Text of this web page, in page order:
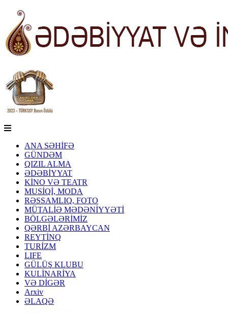
ANA SƏHİFƏ
GÜNDƏM
QIZIL ALMA
ƏDƏBİYYAT
KİNO VƏ TEATR
MUSİQİ, MODA
RƏSSAMLIQ, FOTO
MÜTALİƏ MƏDƏNİYYƏTİ
BÖLGƏLƏRİMİZ
QƏRBİ AZƏRBAYCAN
REYTİNQ
TURİZM
LIFE
GÜLÜŞ KLUBU
KULİNARİYA
VƏ DİGƏR
Arxiv
ƏLAQƏ